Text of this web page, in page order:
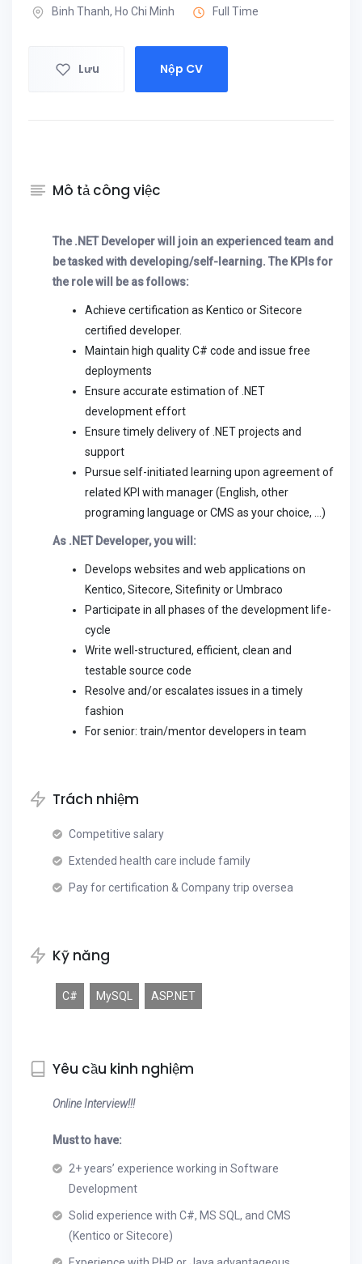
Binh Thanh, Ho Chi Minh
Full Time
Lưu Nộp CV
Mô tả công việc
The .NET Developer will join an experienced team and
be tasked with developing/self-learning. The KPIs for
the role will be as follows:
Achieve certification as Kentico or Sitecore
certified developer.
Maintain high quality C# code and issue free
deployments
Ensure accurate estimation of .NET
development effort
Ensure timely delivery of .NET projects and
support
Pursue self-initiated learning upon agreement of
related KPI with manager (English, other
programing language or CMS as your choice, ...)
As .NET Developer, you will:
Develops websites and web applications on
Kentico, Sitecore, Sitefinity or Umbraco
Participate in all phases of the development life-
cycle
Write well-structured, efficient, clean and
testable source code
Resolve and/or escalates issues in a timely
fashion
For senior: train/mentor developers in team
Trách nhiệm
Competitive salary
Extended health care include family
Pay for certification & Company trip oversea
Kỹ năng
C# MySQL ASP.NET
Yêu cầu kinh nghiệm
Online Interview!!!
Must to have:
2+ years’ experience working in Software
Development
Solid experience with C#, MS SQL, and CMS
(Kentico or Sitecore)